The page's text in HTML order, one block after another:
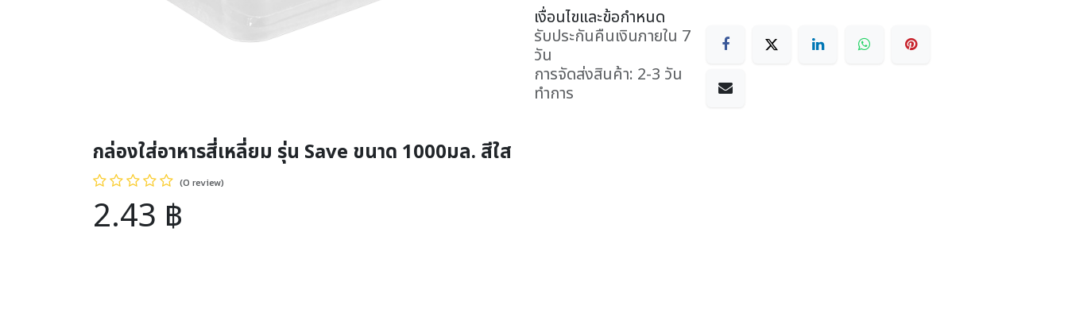
เงื่อนไขและข้อกำหนด
รับประกันคืนเงินภายใน 7
วัน
การจัดส่งสินค้า: 2-3 วัน
ทำการ
กล่องใส่อาหารสี่เหลี่ยม รุ่น Save ขนาด 1000มล. สีใส
(0 review)
2.43 ฿